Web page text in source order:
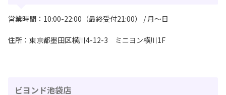
営業時間：10:00-22:00（最終受付21:00） / 月〜日
住所：東京都墨田区横川4-12-3 ミニヨン横川1F
ビヨンド池袋店